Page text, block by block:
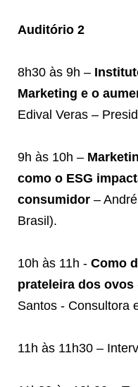
Auditório 2
8h30 às 9h –
Marketing e o
Edival Veras –
9h às 10h –
como o ESG
consumidor –
Brasil).
10h às 11h - Como
prateleira dos ovos
Santos - Consultora
11h às 11h30 –